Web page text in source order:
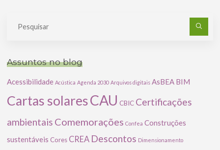
Assuntos no blog
Acessibilidade Acústica Agenda 2030 Arquivos digitais AsBEA BIM
Cartas solaresCAU CBIC Certificações
ambientais Comemorações Confea Construções
sustentáveis Cores CREA Descontos Dimensionamento